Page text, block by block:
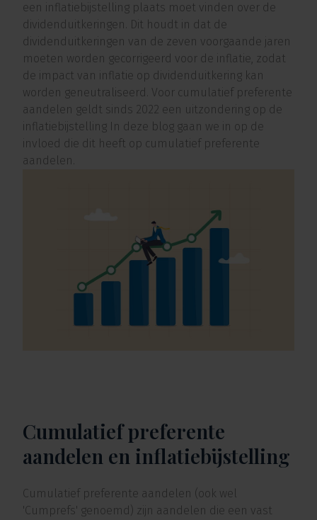
een inflatiebijstelling plaats moet vinden over de
dividenduitkeringen. Dit houdt in dat de
dividenduitkeringen van de zeven voorgaande jaren
moeten worden gecorrigeerd voor de inflatie, zodat
de impact van inflatie op dividenduitkering kan
worden geneutraliseerd. Voor cumulatief preferente
aandelen geldt sinds 2022 een uitzondering op de
inflatiebijstelling In deze blog gaan we in op de
invloed die dit heeft op cumulatief preferente
aandelen.
Cumulatief preferente
aandelen en inflatiebijstelling
Cumulatief preferente aandelen (ook wel
'Cumprefs' genoemd) zijn aandelen die een vast